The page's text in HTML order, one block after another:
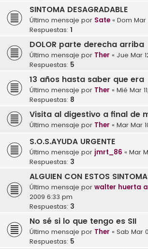
SINTOMA DESAGRADABLE
Último mensaje por Sate « Dom Mar
Respuestas: 1
DOLOR parte derecha arriba
Último mensaje por Ther « Jue Mar
Respuestas: 5
13 años hasta saber que era
Último mensaje por Ther « Mié Mar
Respuestas: 8
Visita al digestivo a final de
Último mensaje por Ther « Mar Mar
S.O.S.AYUDA URGENTE
Último mensaje por jmrt_86 « Mar
Respuestas: 3
ALGUIEN CON ESTOS
Último mensaje por walter huerta
2009 6:33 pm
Respuestas: 3
No sé si lo que tengo es SII
Último mensaje por Ther « Sab Mar
Respuestas: 5